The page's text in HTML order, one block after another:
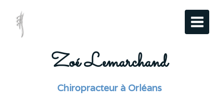
Zoé Lemarchand
Chiropracteur à Orléans